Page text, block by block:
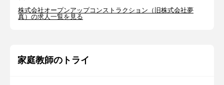
株式会社オープンアップコンストラクション（旧株式会社夢
真）の求人一覧を見る
家庭教師のトライ